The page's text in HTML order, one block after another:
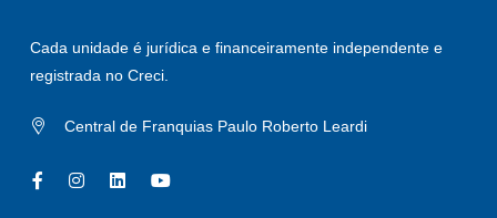
Cada unidade é jurídica e financeiramente independente e
registrada no Creci.
Central de Franquias Paulo Roberto Leardi